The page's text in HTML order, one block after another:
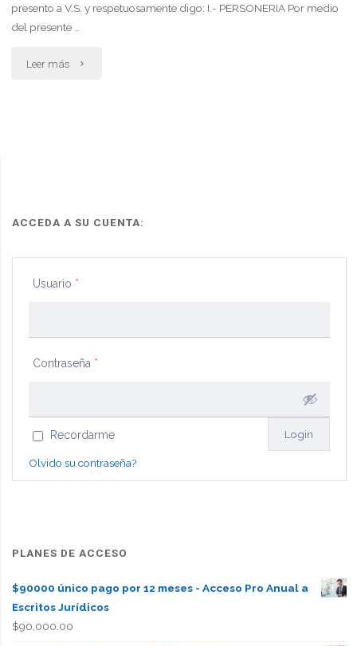
presento a V.S. y respetuosamente digo: I.- PERSONERIA Por medio
del presente …
Leer más "Demanda
de
a
ACCEDA A SU CUENTA:
Usuario *
Contraseña *
Recordarme
Olvido su contraseña?
PLANES DE ACCESO
$90000 único pago por 12 meses - Acceso Pro Anual a
Escritos Jurídicos
$90,000.00